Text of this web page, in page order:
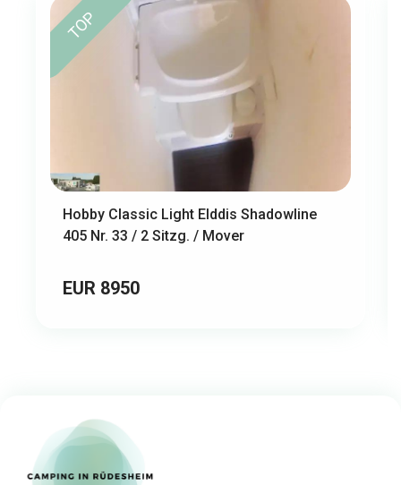
TOP
Hobby Classic Light Elddis Shadowline
405 Nr. 33 / 2 Sitzg. / Mover
EUR 8950